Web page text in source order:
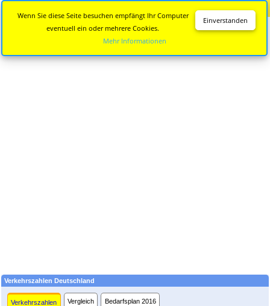
Verkehrszahlen Deutschland
Verkehrszahlen Vergleich Bedarfsplan 2016
Einverstanden
Wenn Sie diese Seite besuchen empfängt Ihr Computer
eventuell ein oder mehrere Cookies.
Mehr Informationen